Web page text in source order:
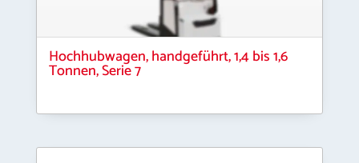
Hochhubwagen, handgeführt, 1,4 bis 1,6
Tonnen, Serie 7